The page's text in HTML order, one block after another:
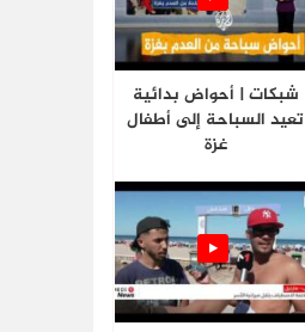
شبكات | أحواض بدائية
تعيد السباحة إلى أطفال
غزة